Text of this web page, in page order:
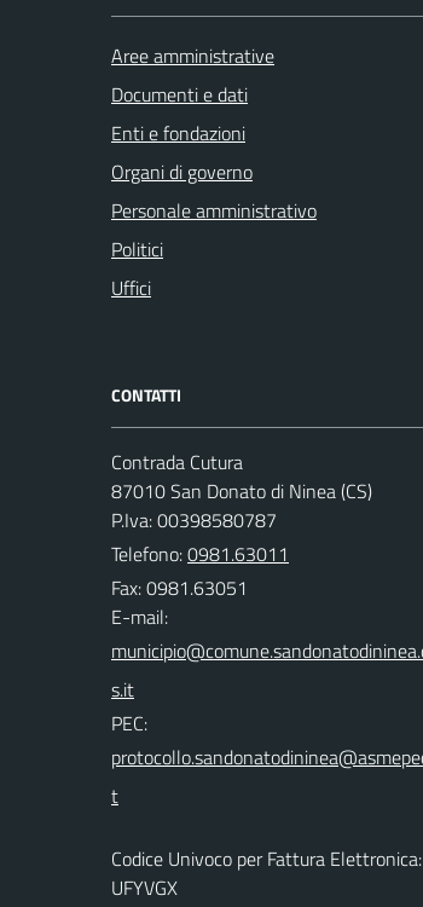
Aree amministrative
Documenti e dati
Enti e fondazioni
Organi di governo
Personale amministrativo
Politici
Uffici
CONTATTI
Contrada Cutura
87010 San Donato di Ninea (CS)
P.Iva: 00398580787
Telefono:0981.63011
Fax: 0981.63051
E-mail:
PEC:
Codice Univoco per Fattura Elettronica:
UFYVGX